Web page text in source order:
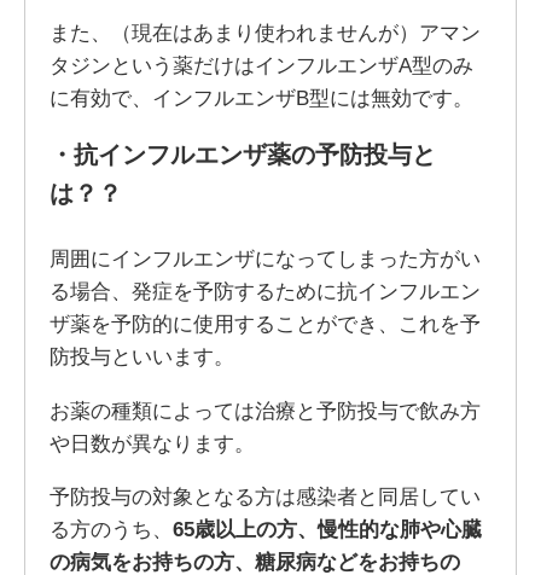
また、（現在はあまり使われませんが）アマン
タジンという薬だけはインフルエンザA型のみ
に有効で、インフルエンザB型には無効です。
・ 抗インフルエンザ薬の予防投与と
は？？
周囲にインフルエンザになってしまった方がい
る場合、発症を予防するために抗インフルエン
ザ薬を予防的に使用することができ、これを予
防投与といいます。
お薬の種類によっては治療と予防投与で飲み方
や日数が異なります。
予防投与の対象となる方は感染者と同居してい
る方のうち、 65歳以上の方、慢性的な肺や心臓
の病気をお持ちの方、糖尿病などをお持ちの